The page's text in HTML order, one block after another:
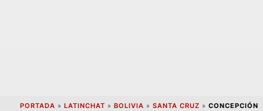
PORTADA » LATINCHAT » BOLIVIA » SANTA CRUZ » CONCEPCIÓN